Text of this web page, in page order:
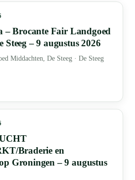
– Brocante Fair Landgoed
Steeg – 9 augustus 2026
Middachten, De Steeg · De Steeg
Braderie en
Groningen – 9 augustus